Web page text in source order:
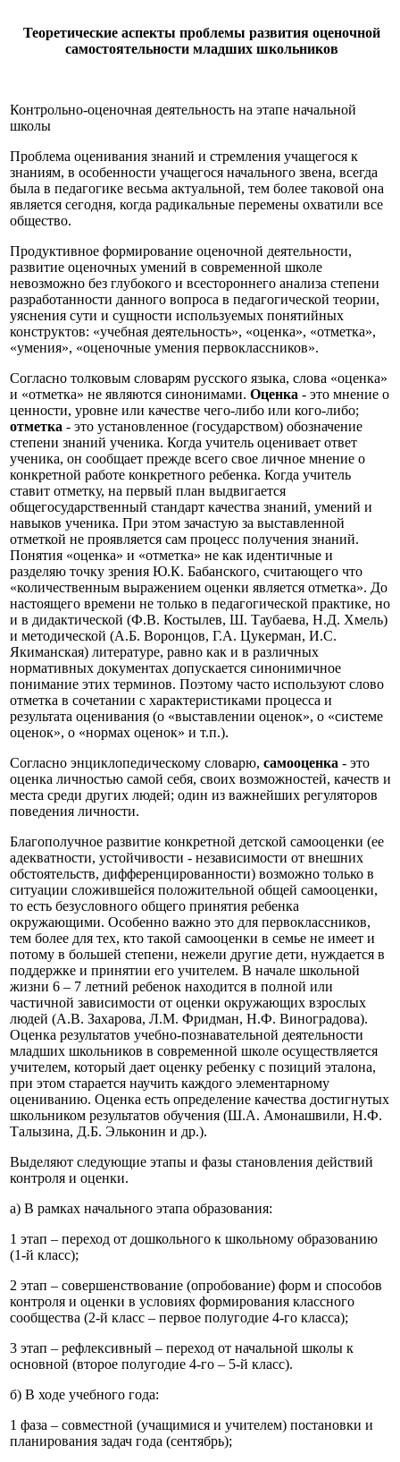
Теоретические аспекты проблемы развития оценочной
самостоятельности младших школьников
Контрольно-оценочная деятельность на этапе начальной
школы
Проблема оценивания знаний и стремления учащегося к
знаниям, в особенности учащегося начального звена, всегда
была в педагогике весьма актуальной, тем более таковой она
является сегодня, когда радикальные перемены охватили все
общество.
Продуктивное формирование оценочной деятельности,
развитие оценочных умений в современной школе
невозможно без глубокого и всестороннего анализа степени
разработанности данного вопроса в педагогической теории,
уяснения сути и сущности используемых понятийных
конструктов: «учебная деятельность», «оценка», «отметка»,
«умения», «оценочные умения первоклассников».
Согласно толковым словарям русского языка, слова «оценка»
и «отметка» не являются синонимами.Оценка - это мнение о
ценности, уровне или качестве чего-либо или кого-либо;
отметка - это установленное (государством) обозначение
степени знаний ученика. Когда учитель оценивает ответ
ученика, он сообщает прежде всего свое личное мнение о
конкретной работе конкретного ребенка. Когда учитель
ставит отметку, на первый план выдвигается
общегосударственный стандарт качества знаний, умений и
навыков ученика. При этом зачастую за выставленной
отметкой не проявляется сам процесс получения знаний.
Понятия «оценка» и «отметка» не как идентичные и
разделяю точку зрения Ю.К. Бабанского, считающего что
«количественным выражением оценки является отметка». До
настоящего времени не только в педагогической практике, но
и в дидактической (Ф.В. Костылев, Ш. Таубаева, Н.Д. Хмель)
и методической (А.Б. Воронцов, Г.А. Цукерман, И.С.
Якиманская) литературе, равно как и в различных
нормативных документах допускается синонимичное
понимание этих терминов. Поэтому часто используют слово
отметка в сочетании с характеристиками процесса и
результата оценивания (о «выставлении оценок», о «системе
оценок», о «нормах оценок» и т.п.).
Согласно энциклопедическому словарю,самооценка - это
оценка личностью самой себя, своих возможностей, качеств и
места среди других людей; один из важнейших регуляторов
поведения личности.
Благополучное развитие конкретной детской самооценки (ее
адекватности, устойчивости - независимости от внешних
обстоятельств, дифференцированности) возможно только в
ситуации сложившейся положительной общей самооценки,
то есть безусловного общего принятия ребенка
окружающими. Особенно важно это для первоклассников,
тем более для тех, кто такой самооценки в семье не имеет и
потому в большей степени, нежели другие дети, нуждается в
поддержке и принятии его учителем. В начале школьной
жизни 6 – 7 летний ребенок находится в полной или
частичной зависимости от оценки окружающих взрослых
людей (А.В. Захарова, Л.М. Фридман, Н.Ф. Виноградова).
Оценка результатов учебно-познавательной деятельности
младших школьников в современной школе осуществляется
учителем, который дает оценку ребенку с позиций эталона,
при этом старается научить каждого элементарному
оцениванию. Оценка есть определение качества достигнутых
школьником результатов обучения (Ш.А. Амонашвили, Н.Ф.
Талызина, Д.Б. Эльконин и др.).
Выделяют следующие этапы и фазы становления действий
контроля и оценки.
а) В рамках начального этапа образования:
1 этап – переход от дошкольного к школьному образованию
(1-й класс);
2 этап – совершенствование (опробование) форм и способов
контроля и оценки в условиях формирования классного
сообщества (2-й класс – первое полугодие 4-го класса);
3 этап – рефлексивный – переход от начальной школы к
основной (второе полугодие 4-го – 5-й класс).
б) В ходе учебного года:
1 фаза – совместной (учащимися и учителем) постановки и
планирования задач года (сентябрь);